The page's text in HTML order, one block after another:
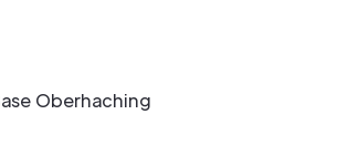
Oberhaching